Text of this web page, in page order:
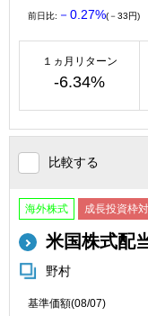
前日比: －0.27%(－33円)
１ヵ月リターン
-6.34%
比較する
海外株式 成長投資枠
米国株式配
野村
基準価額(08/07)